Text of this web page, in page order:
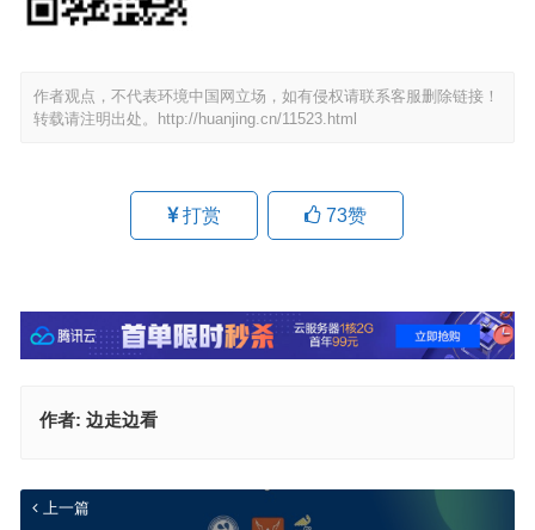
作者观点，不代表环境中国网立场，如有侵权请联系客服删除链接！
转载请注明出处。
http://huanjing.cn/11523.html
打赏 73赞
作者: 边走边看
上一篇